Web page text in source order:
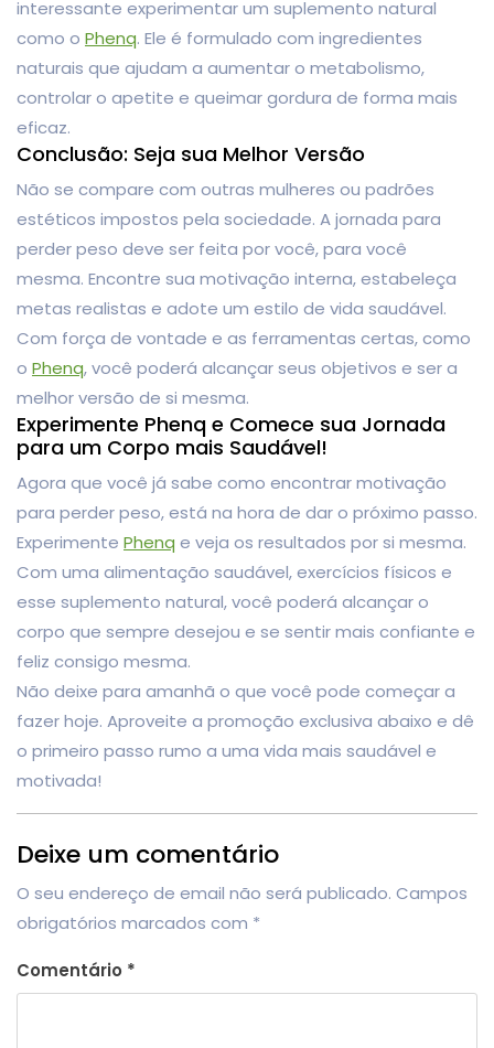
interessante experimentar um suplemento natural
como o Phenq. Ele é formulado com ingredientes
naturais que ajudam a aumentar o metabolismo,
controlar o apetite e queimar gordura de forma mais
eficaz.
Conclusão: Seja sua Melhor Versão
Não se compare com outras mulheres ou padrões
estéticos impostos pela sociedade. A jornada para
perder peso deve ser feita por você, para você
mesma. Encontre sua motivação interna, estabeleça
metas realistas e adote um estilo de vida saudável.
Com força de vontade e as ferramentas certas, como
o Phenq, você poderá alcançar seus objetivos e ser a
melhor versão de si mesma.
Experimente Phenq e Comece sua Jornada
para um Corpo mais Saudável!
Agora que você já sabe como encontrar motivação
para perder peso, está na hora de dar o próximo passo.
Experimente Phenq e veja os resultados por si mesma.
Com uma alimentação saudável, exercícios físicos e
esse suplemento natural, você poderá alcançar o
corpo que sempre desejou e se sentir mais confiante e
feliz consigo mesma.
Não deixe para amanhã o que você pode começar a
fazer hoje. Aproveite a promoção exclusiva abaixo e dê
o primeiro passo rumo a uma vida mais saudável e
motivada!
Deixe um comentário
O seu endereço de email não será publicado. Campos
obrigatórios marcados com *
Comentário *